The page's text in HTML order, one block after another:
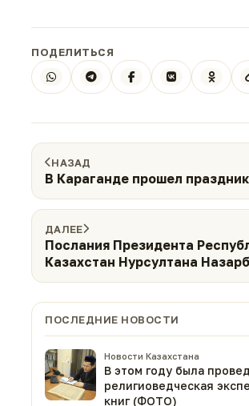
ПОДЕЛИТЬСЯ
НАЗАД
В Караганде прошел
ДАЛЕЕ
Послания Президента
Казахстан Нурсултана
ПОСЛЕДНИЕ НОВОСТИ
Новости Казахстана
В этом году была
религиоведческая
книг (ФОТО)